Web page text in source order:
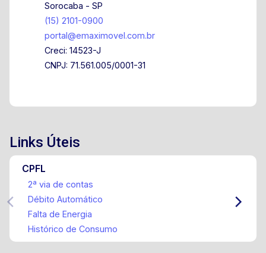
Sorocaba - SP
(15) 2101-0900
portal@emaximovel.com.br
Creci: 14523-J
CNPJ: 71.561.005/0001-31
Links Úteis
CPFL
2ª via de contas
Débito Automático
Falta de Energia
Histórico de Consumo